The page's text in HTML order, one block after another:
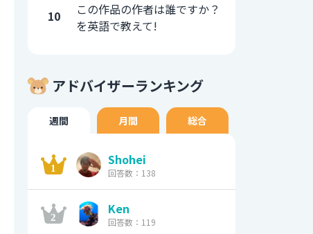
10
この作品の作者は誰ですか？
を英語で教えて!
アドバイザーランキング
週間 月間 総合
Shohei
回答数：138
Ken
回答数：119